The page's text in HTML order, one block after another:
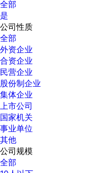
全部
是
公司性质
全部
外资企业
合资企业
民营企业
股份制企业
集体企业
上市公司
国家机关
事业单位
其他
公司规模
全部